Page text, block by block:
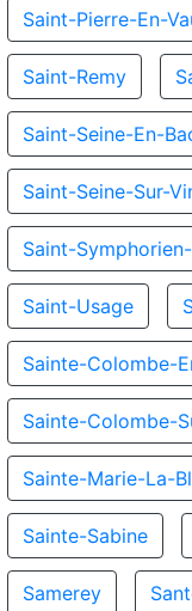
Saint-Pierre-En-
Saint-Remy
Saint-Seine-En-
Saint-Seine-Sur-
Saint-
Saint-Usage
Sainte-Colombe-
Sainte-Colombe-
Sainte-Marie-La-
Sainte-Sabine
Samerey